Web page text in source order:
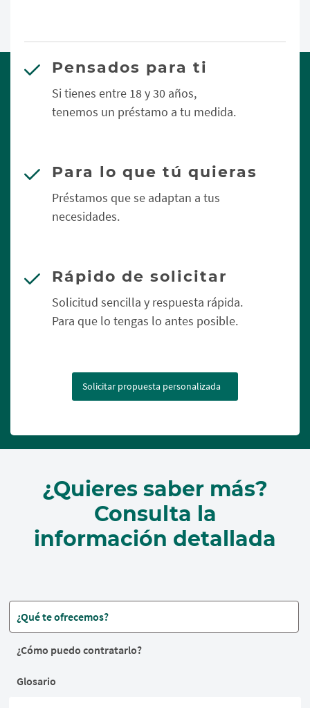
Pensados para ti
Si tienes entre 18 y 30 años,
tenemos un préstamo a tu medida.
Para lo que tú quieras
Préstamos que se adaptan a tus
necesidades.
Rápido de solicitar
Solicitud sencilla y respuesta rápida.
Para que lo tengas lo antes posible.
Solicitar propuesta personalizada
¿Quieres saber más?
Consulta la
información detallada
¿Qué te ofrecemos?
¿Cómo puedo contratarlo?
Glosario